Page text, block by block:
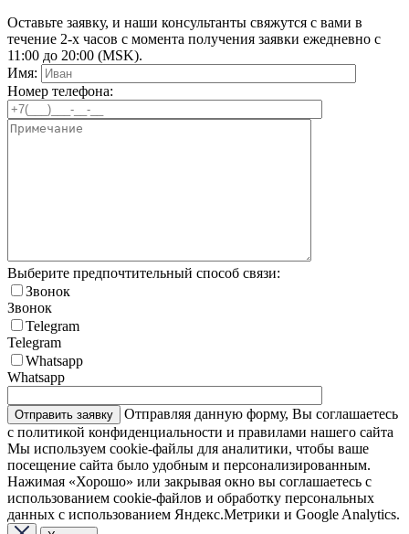
Оставьте заявку, и наши консультанты свяжутся с вами в
течение 2-х часов с момента получения заявки ежедневно с
11:00 до 20:00 (MSK).
Имя:
Номер телефона:
Выберите предпочтительный способ связи:
Звонок
Звонок
Telegram
Telegram
Whatsapp
Whatsapp
Отправляя данную форму, Вы соглашаетесь
с политикой конфиденциальности и правилами нашего сайта
Мы используем cookie-файлы для аналитики, чтобы ваше
посещение сайта было удобным и персонализированным.
Нажимая «Хорошо» или закрывая окно вы соглашаетесь с
использованием cookie-файлов и обработку персональных
данных с использованием Яндекс.Метрики и Google Analytics.